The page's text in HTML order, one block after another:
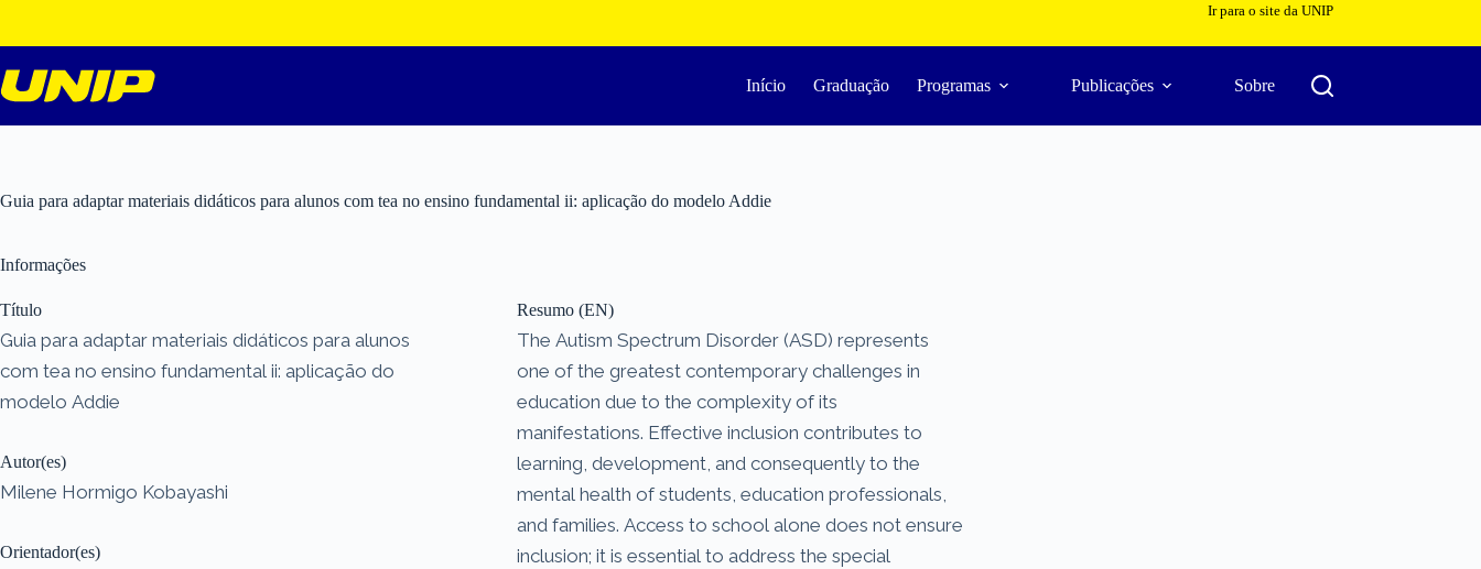
o
conteúdo
Ir para o site da UNIP
Início Graduação Programas Publicações Sobre
Guia para adaptar materiais didáticos para alunos com tea no ensino fundamental ii: aplicação do modelo Addie
Informações
Título
Guia para adaptar materiais didáticos para alunos
com tea no ensino fundamental ii: aplicação do
modelo Addie
Autor(es)
Milene Hormigo Kobayashi
Orientador(es)
Resumo (EN)
The Autism Spectrum Disorder (ASD) represents
one of the greatest contemporary challenges in
education due to the complexity of its
manifestations. Effective inclusion contributes to
learning, development, and consequently to the
mental health of students, education professionals,
and families. Access to school alone does not ensure
inclusion; it is essential to address the special